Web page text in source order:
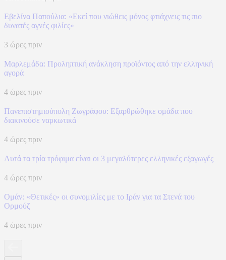
Εβελίνα Παπούλια: «Εκεί που νιώθεις μόνος φτιάχνεις τις πιο
δυνατές αγνές φιλίες»
3 ώρες πριν
Μαρλεμάδα: Προληπτική ανάκληση προϊόντος από την ελληνική
αγορά
4 ώρες πριν
Πανεπιστημιούπολη Ζωγράφου: Εξαρθρώθηκε ομάδα που
διακινούσε ναρκωτικά
4 ώρες πριν
Αυτά τα τρία τρόφιμα είναι οι 3 μεγαλύτερες ελληνικές εξαγωγές
4 ώρες πριν
Ομάν: «Θετικές» οι συνομιλίες με το Ιράν για τα Στενά του
Ορμούζ
4 ώρες πριν